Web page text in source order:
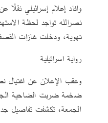
وافاد إعلام إسرائيلي نقلًا
نصرالله تواجد لحظة
تهوية، ودخلت غازات
رواية اسرائيلية
وعقب الإعلان عن اغتيال
ضخمة ضربت الضاحية
الجمعة، تكشفت تفاصيل